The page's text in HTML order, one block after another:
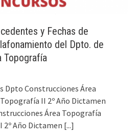
y Fechas de
del Dpto. de
Topografía
Dpto Construcciones Área
II 2º Año Dictamen
Área Topografía
Año Dictamen [...]